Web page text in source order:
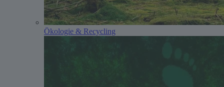
Ökologie & Recycling